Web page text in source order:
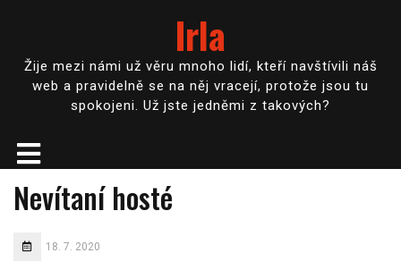
Irla
Žije mezi námi už věru mnoho lidí, kteří navštívili náš
web a pravidelně se na něj vracejí, protože jsou tu
spokojeni. Už jste jedněmi z takových?
Nevítaní hosté
18. 7. 2020